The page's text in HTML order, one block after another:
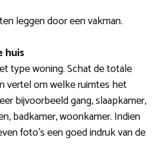
leggen door een vakman.
huis
type woning. Schat de totale
vertel om welke ruimtes het
bijvoorbeeld gang, slaapkamer,
badkamer, woonkamer. Indien
foto’s een goed indruk van de